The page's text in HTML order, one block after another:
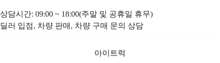
상담시간: 09:00 ~ 18:00(주말 및 공휴일 휴무)
딜러 입점, 차량 판매, 차량 구매 문의 상담
아이트럭